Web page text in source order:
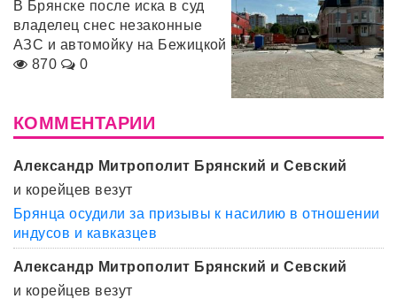
В Брянске после иска в суд
владелец снес незаконные
АЗС и автомойку на Бежицкой
870
0
КОММЕНТАРИИ
Александр Митрополит Брянский и Севский
и корейцев везут
Брянца осудили за призывы к насилию в отношении
индусов и кавказцев
Александр Митрополит Брянский и Севский
и корейцев везут